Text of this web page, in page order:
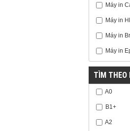
Máy in
Máy in
Máy in
Máy in
TÌM THEO
A0
B1+
A2